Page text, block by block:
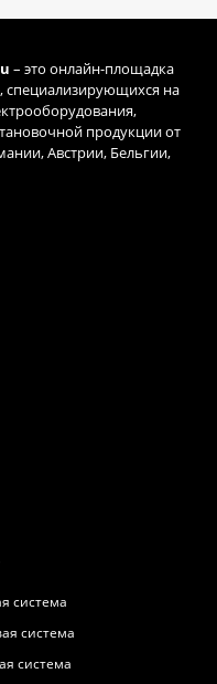
– это онлайн-площадка
специализирующихся на
продукции от
Австрии, Бельгии,
система
система
система